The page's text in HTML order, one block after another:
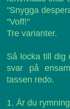
"Snygga
"Voff!"
Tre varianter.
Så locka till dig
svar på
tassen redo.
1. Är du